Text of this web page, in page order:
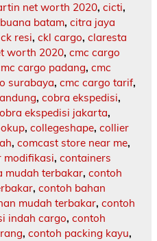
net worth 2020, cicti,
batam, citra jaya
ck resi, ckl cargo, claresta
worth 2020, cmc cargo
cargo padang, cmc
surabaya, cmc cargo tarif,
, cobra ekspedisi,
ekspedisi jakarta,
, collegeshape, collier
, comcast store near me,
modifikasi, containers
mudah terbakar, contoh
, contoh bahan
mudah terbakar, contoh
indah cargo, contoh
, contoh packing kayu,